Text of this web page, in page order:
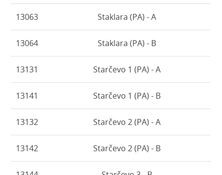
13063 Staklara (PA) - A
13064 Staklara (PA) - B
13131 Starčevo 1 (PA) - A
13141 Starčevo 1 (PA) - B
13132 Starčevo 2 (PA) - A
13142 Starčevo 2 (PA) - B